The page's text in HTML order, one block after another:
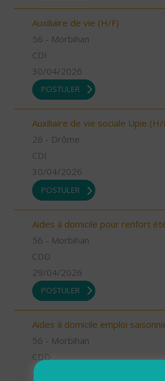
Auxiliaire de vie (H/F)
56 - Morbihan
CDI
30/04/2026
POSTULER
Auxiliaire de vie sociale Upie (H/
26 - Drôme
CDI
30/04/2026
POSTULER
Aides à domicile pour renfort
56 - Morbihan
CDD
29/04/2026
POSTULER
Aides à domicile emploi
56 - Morbihan
CDD
29/04/2026